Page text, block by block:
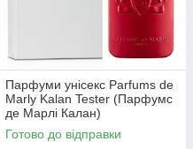
Парфуми унісекс Parfums de
Marly Kalan Tester (Парфумс
де Марлі Калан)
Парфумована вода 125 ml/
мл Тестер
Готово до відправки